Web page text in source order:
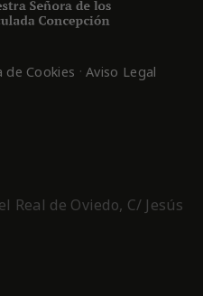
de Cookies ·Aviso Legal
Real de Oviedo, C/ Jesús